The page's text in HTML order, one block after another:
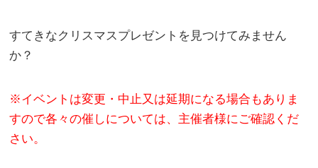
すてきなクリスマスプレゼントを見つけてみません
か？
※イベントは変更・中止又は延期になる場合もありま
すので各々の催しについては、主催者様にご確認くだ
さい。